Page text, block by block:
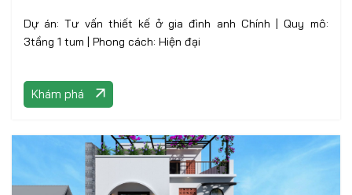
Dự án: Tư vấn thiết kế ở gia đình anh Chính | Quy mô:
3tầng 1 tum | Phong cách: Hiện đại
Khám phá